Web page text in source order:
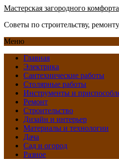
Мастерская загородного комфорта
Советы по строительству,
Меню
Главная
Электрика
Сантехнические работы
Столярные работы
Инструменты и
Ремонт
Строительство
Дизайн и интерьер
Материалы и технологии
Дача
Сад и огород
Разное